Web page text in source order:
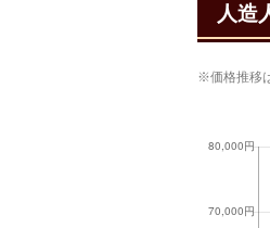
人造
※価格推移